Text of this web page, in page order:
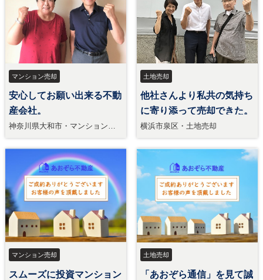
マンション売却
安心してお願い出来る不動
産会社。
神奈川県大和市・マンション売
土地売却
他社さんより私共の気持ち
に寄り添って売却できた。
横浜市泉区・土地売却
マンション売却
スムーズに投資マンション
土地売却
「あおぞら通信」を見て誠